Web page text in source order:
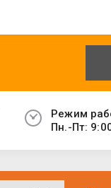
Режим
Пн.-Пт: